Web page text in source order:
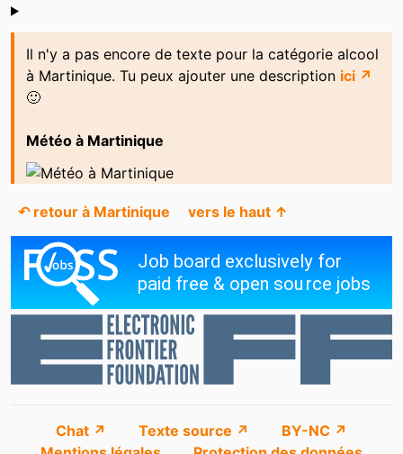
Shoutbox
Il n'y a pas encore de texte pour la catégorie alcool
à Martinique. Tu peux ajouter une description ici ↗
🙂
Météo à Martinique
↶ retour à Martinique vers le haut ↑
Chat ↗ Texte source ↗
BY-NC ↗